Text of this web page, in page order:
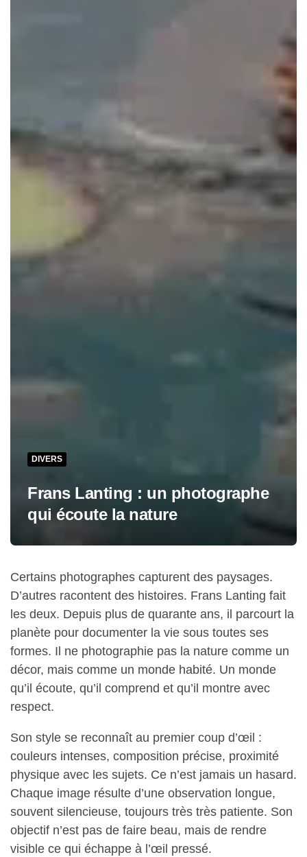
DIVERS
Frans Lanting : un photographe
qui écoute la nature
Certains photographes capturent des paysages.
D’autres racontent des histoires. Frans Lanting fait
les deux. Depuis plus de quarante ans, il parcourt la
planète pour documenter la vie sous toutes ses
formes. Il ne photographie pas la nature comme un
décor, mais comme un monde habité. Un monde
qu’il écoute, qu’il comprend et qu’il montre avec
respect.
Son style se reconnaît au premier coup d’œil :
couleurs intenses, composition précise, proximité
physique avec les sujets. Ce n’est jamais un hasard.
Chaque image résulte d’une observation longue,
souvent silencieuse, toujours très très patiente. Son
objectif n’est pas de faire beau, mais de rendre
visible ce qui échappe à l’œil pressé.